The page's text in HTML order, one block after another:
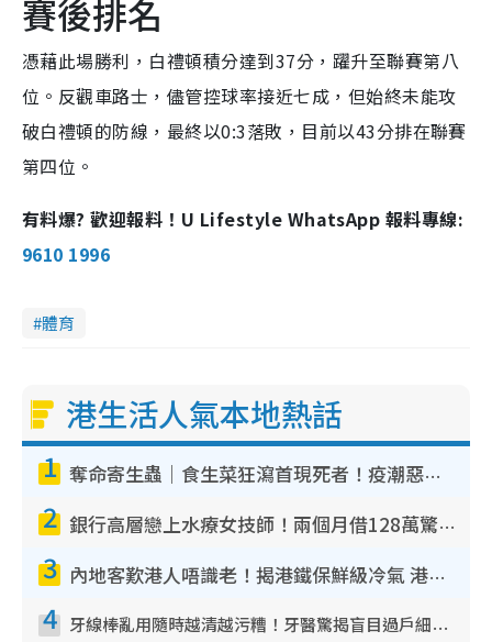
賽後排名
憑藉此場勝利，白禮頓積分達到37分，躍升至聯賽第八
位。反觀車路士，儘管控球率接近七成，但始終未能攻
破白禮頓的防線，最終以0:3落敗，目前以43分排在聯賽
第四位。
有料爆? 歡迎報料！U Lifestyle WhatsApp 報料專線:
9610 1996
體育
港生活人氣本地熱話
1 奪命寄生蟲｜食生菜狂瀉首現死者！疫潮惡化錄1.8萬宗病例 揭洗菜3大謬誤
2 銀行高層戀上水療女技師！兩個月借128萬驚覺「沉船」沉落火海 揭背後疑似邪教操控賣淫
3 內地客歎港人唔識老！揭港鐵保鮮級冷氣 港人求放過：咪投訴
4 牙線棒亂用隨時越清越污糟！牙醫驚揭盲目過戶細菌恐致蛀牙：呢種先係日常真保養